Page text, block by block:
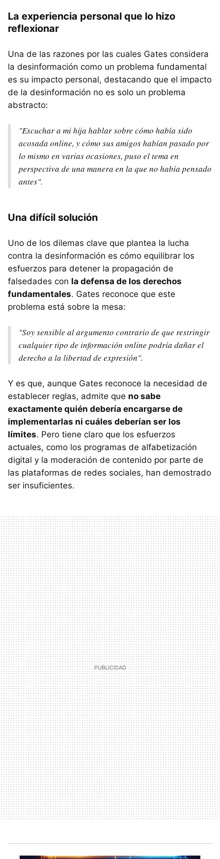
La experiencia personal que lo hizo
reflexionar
Una de las razones por las cuales Gates considera
la desinformación como un problema fundamental
es su impacto personal, destacando que el impacto
de la desinformación no es solo un problema
abstracto:
"Escuchar a mi hija hablar sobre cómo había sido
acosada online, y cómo sus amigos habían pasado por
lo mismo en varias ocasiones, puso el tema en
perspectiva de una manera en la que no había pensado
antes".
Una difícil solución
Uno de los dilemas clave que plantea la lucha
contra la desinformación es cómo equilibrar los
esfuerzos para detener la propagación de
falsedades con la defensa de los derechos
fundamentales. Gates reconoce que este
problema está sobre la mesa:
"Soy sensible al argumento contrario de que restringir
cualquier tipo de información online podría dañar el
derecho a la libertad de expresión".
Y es que, aunque Gates reconoce la necesidad de
establecer reglas, admite que no sabe
exactamente quién debería encargarse de
implementarlas ni cuáles deberían ser los
límites. Pero tiene claro que los esfuerzos
actuales, como los programas de alfabetización
digital y la moderación de contenido por parte de
las plataformas de redes sociales, han demostrado
ser insuficientes.